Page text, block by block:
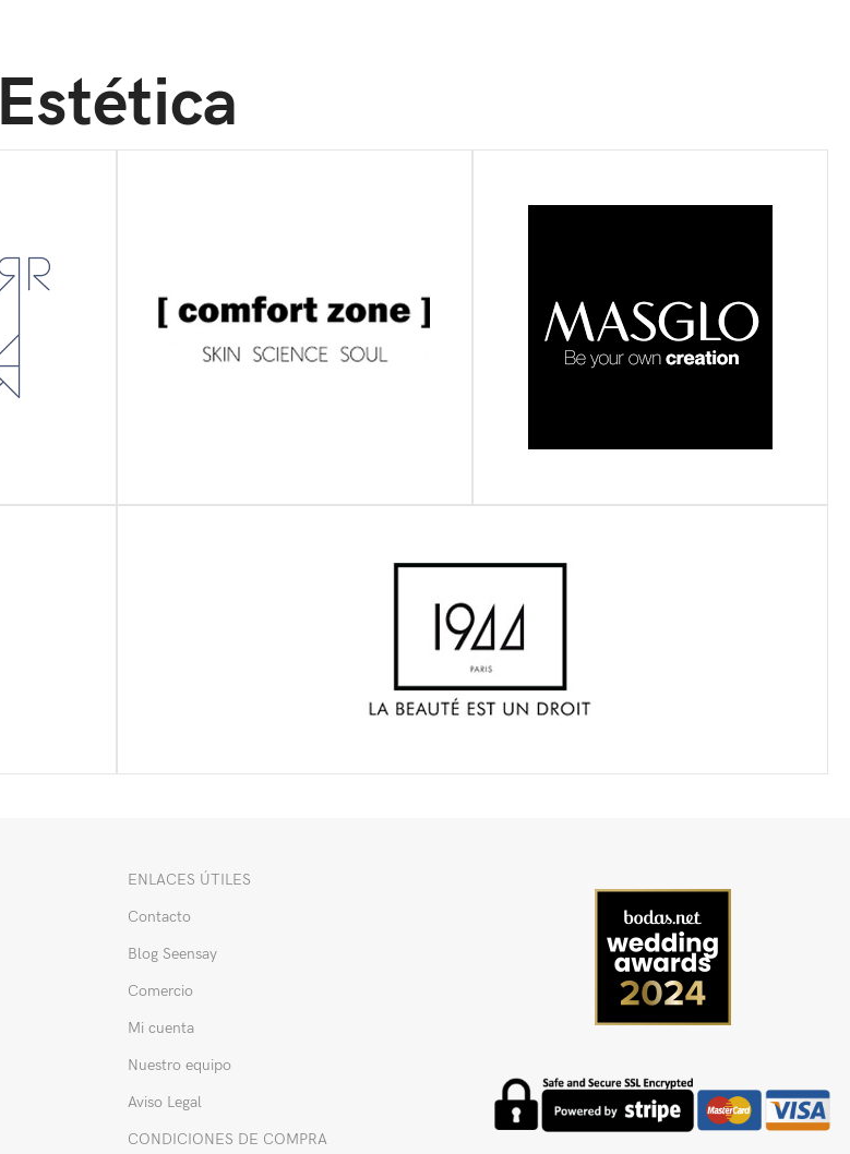
Estética
ENLACES ÚTILES
Contacto
Blog Seensay
Comercio
Mi cuenta
Nuestro equipo
Aviso Legal
CONDICIONES DE COMPRA